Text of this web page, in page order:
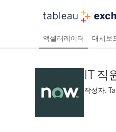
액셀러레이터 대시보
IT 직
작성자: